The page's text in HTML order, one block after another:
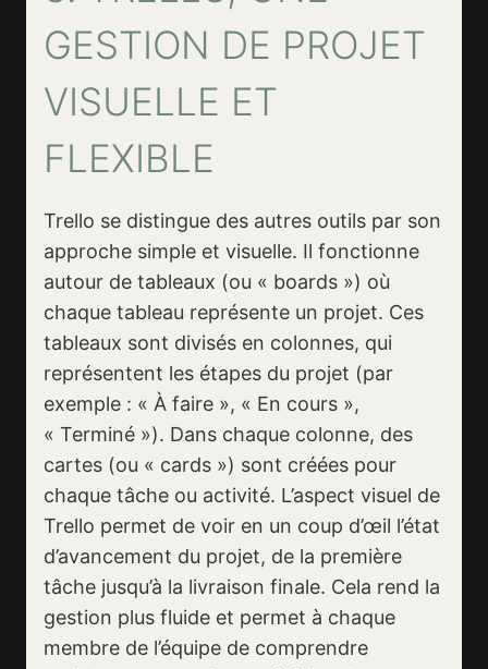
GESTION DE PROJET
VISUELLE ET
FLEXIBLE
Trello se distingue des autres outils par son
approche simple et visuelle. Il fonctionne
autour de tableaux (ou « boards ») où
chaque tableau représente un projet. Ces
tableaux sont divisés en colonnes, qui
représentent les étapes du projet (par
exemple : « À faire », « En cours »,
« Terminé »). Dans chaque colonne, des
cartes (ou « cards ») sont créées pour
chaque tâche ou activité. L’aspect visuel de
Trello permet de voir en un coup d’œil l’état
d’avancement du projet, de la première
tâche jusqu’à la livraison finale. Cela rend la
gestion plus fluide et permet à chaque
membre de l’équipe de comprendre